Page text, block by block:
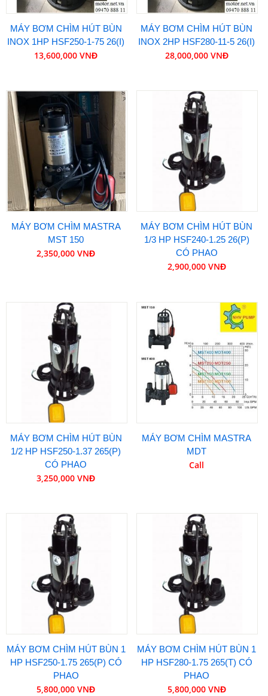
MÁY BƠM CHÌM HÚT BÙN
INOX 1HP HSF250-1-75 26(I)
13,600,000 VNĐ
MÁY BƠM CHÌM HÚT BÙN
INOX 2HP HSF280-11-5 26(I)
28,000,000 VNĐ
MÁY BƠM CHÌM MASTRA
MST 150
2,350,000 VNĐ
MÁY BƠM CHÌM HÚT BÙN
1/3 HP HSF240-1.25 26(P)
CÓ PHAO
2,900,000 VNĐ
MÁY BƠM CHÌM HÚT BÙN
1/2 HP HSF250-1.37 265(P)
CÓ PHAO
3,250,000 VNĐ
MÁY BƠM CHÌM MASTRA
MDT
Call
MÁY BƠM CHÌM HÚT BÙN 1
HP HSF250-1.75 265(P) CÓ
PHAO
5,800,000 VNĐ
MÁY BƠM CHÌM HÚT BÙN 1
HP HSF280-1.75 265(T) CÓ
PHAO
5,800,000 VNĐ